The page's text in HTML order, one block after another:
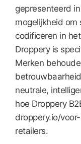
gepresenteerd
mogelijkheid om
codificeren in
Droppery is
Merken
neutrale,
hoe Droppery
droppery.io/
retailers.